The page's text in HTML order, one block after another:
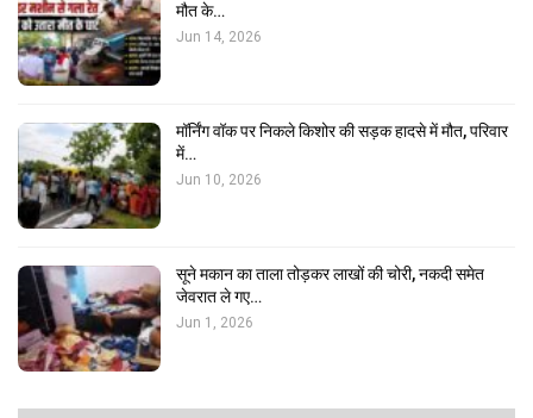
मौत के…
Jun 14, 2026
मॉर्निंग वॉक पर निकले किशोर की सड़क हादसे में मौत, परिवार
में…
Jun 10, 2026
सूने मकान का ताला तोड़कर लाखों की चोरी, नकदी समेत
जेवरात ले गए…
Jun 1, 2026